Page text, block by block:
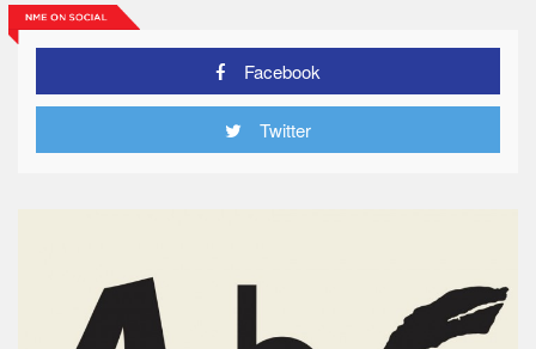
Facebook
Twitter